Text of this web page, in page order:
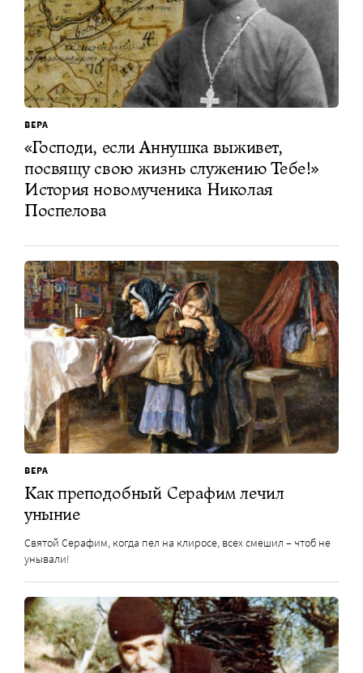
ВЕРА
«Господи, если Аннушка выживет,
посвящу свою жизнь служению Тебе!»
История новомученика Николая
Поспелова
ВЕРА
Как преподобный Серафим лечил
уныние
Святой Серафим, когда пел на клиросе, всех смешил – чтоб не
унывали!